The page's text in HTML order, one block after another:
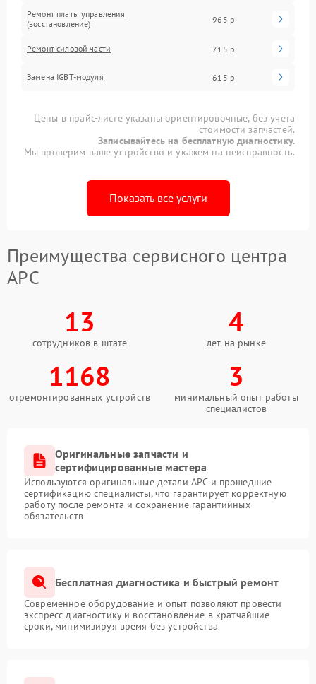
Ремонт платы управления
(восстановление)
965 р
Ремонт силовой части 715 р
Замена IGBT-модуля 615 р
Цены в прайс-листе указаны ориентировочные, без учета
стоимости запчастей.
Записывайтесь на бесплатную диагностику.
Мы проверим ваше устройство и укажем на неисправность.
Показать все услуги
Преимущества сервисного центра
APC
13
сотрудников в штате
4
лет на рынке
1168
отремонтированных устройств
3
минимальный опыт работы
специалистов
Оригинальные запчасти и
сертифицированные мастера
Используются оригинальные детали APC и прошедшие
сертификацию специалисты, что гарантирует корректную
работу после ремонта и сохранение гарантийных
обязательств
Бесплатная диагностика и быстрый ремонт
Современное оборудование и опыт позволяют провести
экспресс-диагностику и восстановление в кратчайшие
сроки, минимизируя время без устройства